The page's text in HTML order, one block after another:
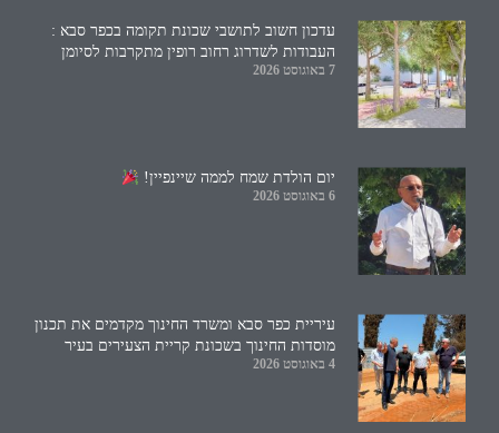
עדכון חשוב לתושבי שכונת תקומה בכפר סבא :
העבודות לשדרוג רחוב רופין מתקרבות לסיומן
7 באוגוסט 2026
יום הולדת שמח לממה שיינפיין!
6 באוגוסט 2026
עיריית כפר סבא ומשרד החינוך מקדמים את תכנון
מוסדות החינוך בשכונת קריית הצעירים בעיר
4 באוגוסט 2026